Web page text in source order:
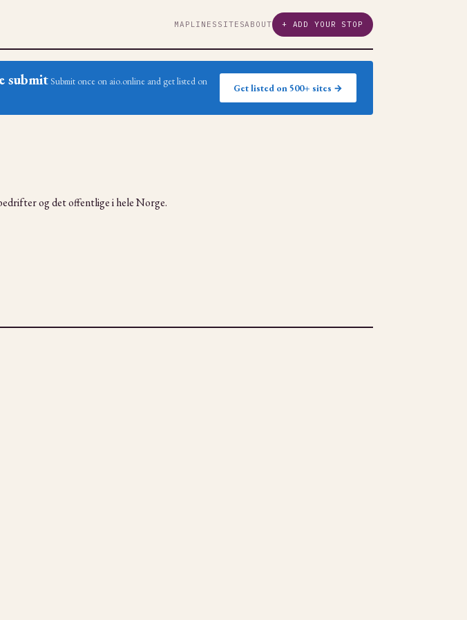
MAP LINES SITESABOUT + ADD YOUR STOP
submit Submit once on aio.online and get listed on
Get listed on 500+ sites →
og det offentlige i hele Norge.